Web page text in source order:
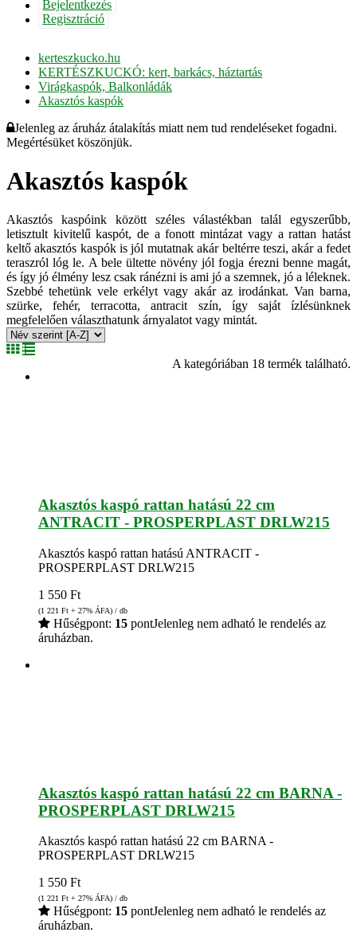
Bejelentkezés
Regisztráció
kerteszkucko.hu
KERTÉSZKUCKÓ: kert, barkács, háztartás
Virágkaspók, Balkonládák
Akasztós kaspók
Jelenleg az áruház átalakítás miatt nem tud rendeléseket fogadni.
Megértésüket köszönjük.
Akasztós kaspók
Akasztós kaspóink között széles válastékban talál egyszerűbb,
letisztult kivitelű kaspót, de a fonott mintázat vagy a rattan hatást
keltő akasztós kaspók is jól mutatnak akár beltérre teszi, akár a fedet
teraszról lóg le. A bele ültette növény jól fogja érezni benne magát,
és így jó élmény lesz csak ránézni is ami jó a szemnek, jó a léleknek.
Szebbé tehetünk vele erkélyt vagy akár az irodánkat. Van barna,
szürke, fehér, terracotta, antracit szín, így saját ízlésünknek
megfelelően választhatunk árnyalatot vagy mintát.
A kategóriában 18 termék található.
Akasztós kaspó rattan hatású 22 cm
ANTRACIT - PROSPERPLAST DRLW215
Akasztós kaspó rattan hatású ANTRACIT -
PROSPERPLAST DRLW215
1 550 Ft
(1 221 Ft + 27% ÁFA) / db
Hűségpont: 15 pontJelenleg nem adható le rendelés az
áruházban.
Akasztós kaspó rattan hatású 22 cm BARNA -
PROSPERPLAST DRLW215
Akasztós kaspó rattan hatású 22 cm BARNA -
PROSPERPLAST DRLW215
1 550 Ft
(1 221 Ft + 27% ÁFA) / db
Hűségpont: 15 pontJelenleg nem adható le rendelés az
áruházban.